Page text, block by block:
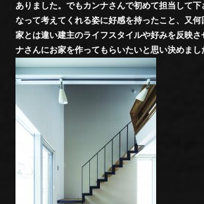
ありました。でもカンナさんで初めて担当して
なって考えてくれる姿に好感を持ったこと、又
家とは違い建主のライフスタイルや好みを反映
ナさんにお家を作ってもらいたいと思い決めまし